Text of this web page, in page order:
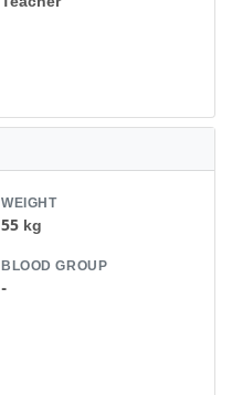
WEIGHT
55 kg
BLOOD GROUP
-